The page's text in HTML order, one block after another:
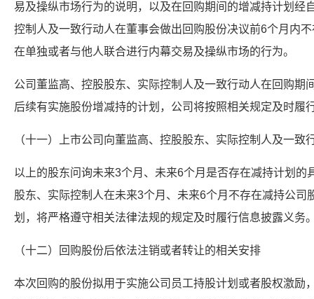
易及操纵市场行为的说明，以及在回购期间的增减持计划经
控制人及一致行动人在董事会做出回购股份决议前6个月内
在单独或者与他人联合进行内幕交易及操纵市场的行为。
公司董监高、控股股东、实际控制人及一致行动人在回购期
后续有实施股份增减持的计划，公司将按照相关规定及时履
（十一）上市公司向董监高、控股股东、实际控制人及一致
以上的股东问询未来3个月、未来6个月是否存在减持计划的
股东、实际控制人在未来3个月、未来6个月不存在减持公司
划，将严格遵守相关法律法规的规定及时履行信息披露义务
（十二）回购股份后依法注销或者转让的相关安排
本次回购的股份拟用于实施公司员工持股计划或者股权激励